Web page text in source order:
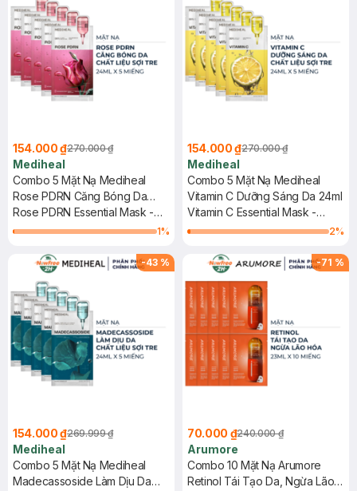
154.000 ₫270.000 ₫
Mediheal
Combo 5 Mặt Nạ Mediheal
Rose PDRN Căng Bóng Da
24ml
Rose PDRN Essential Mask -
Healthy Glow
1%
154.000 ₫270.000 ₫
Mediheal
Combo 5 Mặt Nạ Mediheal
Vitamin C Dưỡng Sáng Da 24ml
Vitamin C Essential Mask -
Clear Toning
2%
-43 %
154.000 ₫269.999 ₫
Mediheal
Combo 5 Mặt Nạ Mediheal
Madecassoside Làm Dịu Da
-71 %
70.000 ₫240.000 ₫
Arumore
Combo 10 Mặt Nạ Arumore
Retinol Tái Tạo Da, Ngừa Lão